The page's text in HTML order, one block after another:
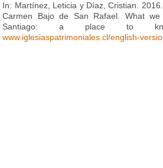
In: Martínez, Leticia y Díaz, Cristian.
Carmen Bajo de San Rafael. What
Santiago: a place to
www.iglesiaspatrimoniales.cl/english-